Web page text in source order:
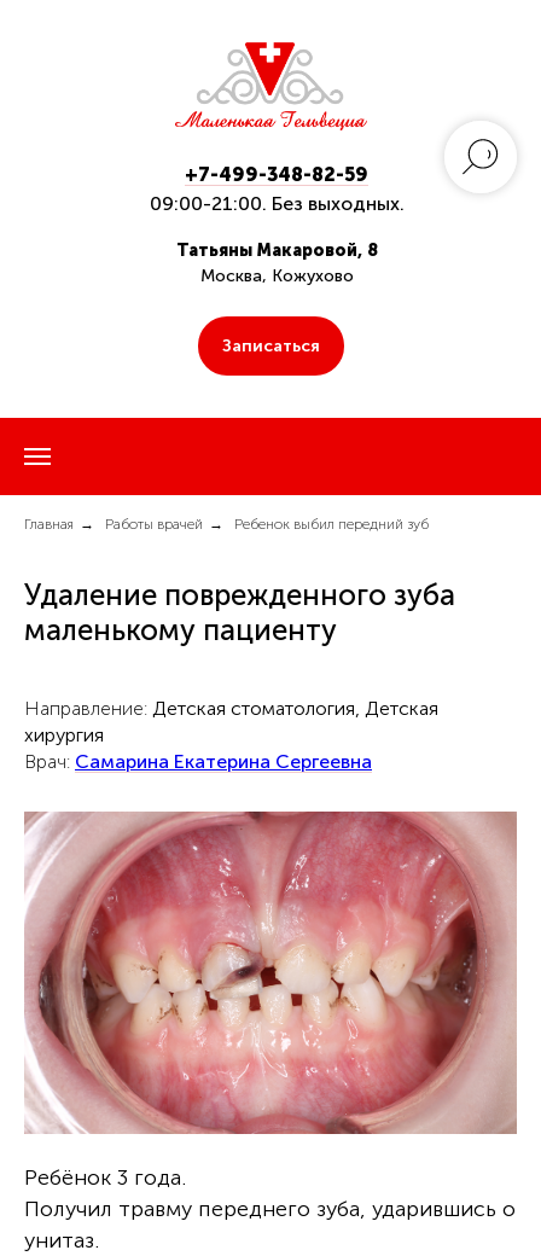
+7-499-348-82-59
09:00-21:00. Без выходных.
Татьяны Макаровой, 8
Москва, Кожухово
Записаться
Главная → Работы врачей → Ребенок выбил передний зуб
Удаление поврежденного зуба
маленькому пациенту
Направление: Детская стоматология, Детская
хирургия
Врач: Самарина Екатерина Сергеевна
Ребёнок 3 года.
Получил травму переднего зуба, ударившись о
унитаз.